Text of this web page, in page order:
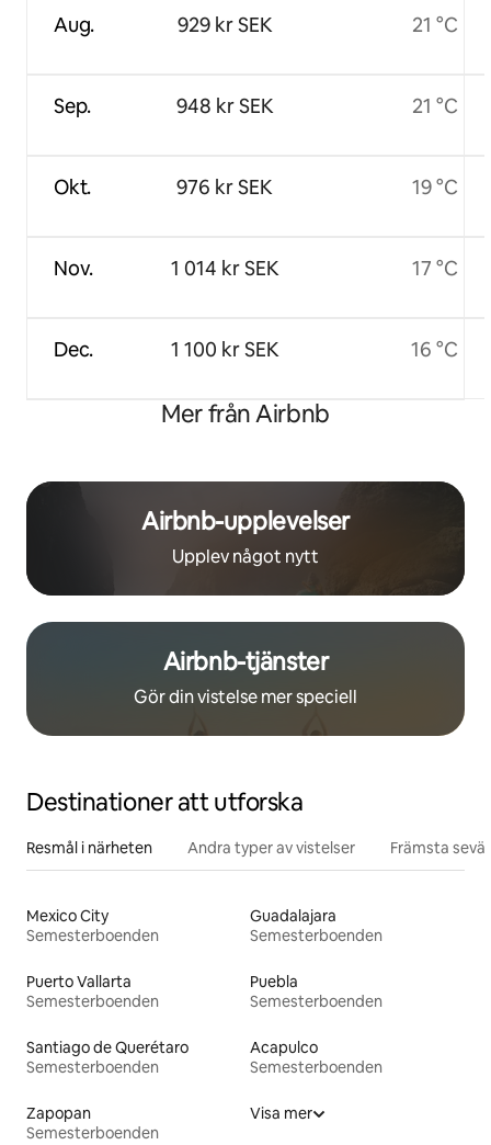
Aug.
Sep.
Okt.
Nov.
Dec.
929 kr SEK
948 kr SEK
976 kr SEK
1 014 kr SEK
1 100 kr SEK
21 °C
21 °C
19 °C
17 °C
16 °C
Mer från Airbnb
Airbnb-upplevelser
Upplev något nytt
Airbnb-tjänster
Gör din vistelse mer speciell
Destinationer att utforska
Resmål i närheten Andra typer av vistelser Främsta
Mexico City
Semesterboenden
Guadalajara
Semesterboenden
Puerto Vallarta
Semesterboenden
Puebla
Semesterboenden
Santiago de Querétaro
Semesterboenden
Acapulco
Semesterboenden
Zapopan
Semesterboenden
Visa mer